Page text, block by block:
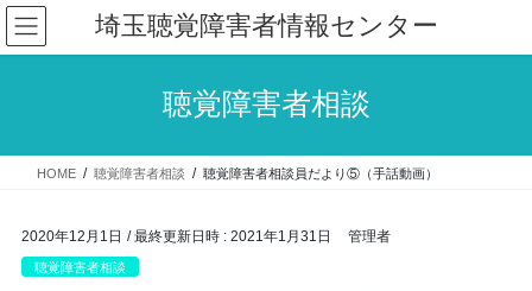
コ
ン
テ
ス
ナ
ビ
ゲ
ン
埼玉聴覚障害者情報センター
聴覚障害者相談
HOME 聴覚障害者相談 聴覚障害者相談員だより⑤（手話動画）
2020年12月1日 / 最終更新日時 : 2021年1月31日 管理者
聴覚障害者相談